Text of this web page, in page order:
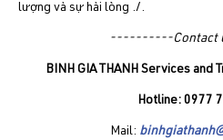
lượng và sự hài lòng ./.
----------
BINH GIA THANH Services and
Hotline: 0977
Mail: